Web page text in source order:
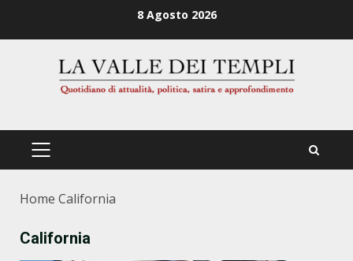
8 Agosto 2026
PRIMÄRES
Home California
California